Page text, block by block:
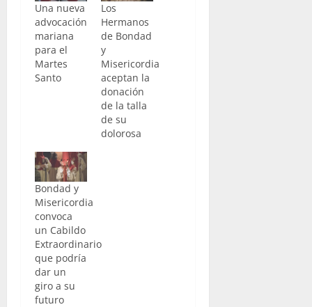
Una nueva
advocación
mariana
para el
Martes
Santo
Los
Hermanos
de Bondad
y
Misericordia
aceptan la
donación
de la talla
de su
dolorosa
Bondad y
Misericordia
convoca
un Cabildo
Extraordinario
que podría
dar un
giro a su
futuro